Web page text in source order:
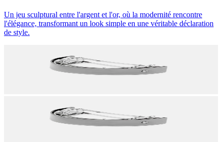
Un jeu sculptural entre l'argent et l'or, où la modernité rencontre
l'élégance, transformant un look simple en une véritable déclaration
de style.